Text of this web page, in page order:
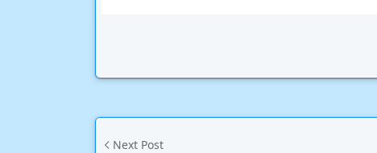
Next Post